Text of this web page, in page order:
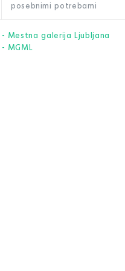
posebnimi potrebami
Mestna galerija Ljubljana
MGML